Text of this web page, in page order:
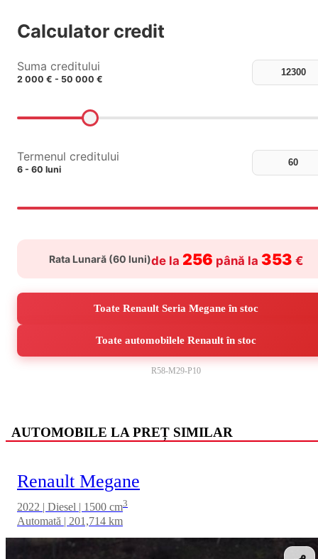
Calculator credit
Suma creditului
2 000 € - 50 000 €
Termenul creditului
6 - 60 luni
Rata Lunară (60 luni)de la 256 până la 353 €
Toate Renault Seria Megane în stoc
Toate automobilele Renault în stoc
R58-M29-P10
AUTOMOBILE LA PREȚ SIMILAR
Renault Megane
2022 | Diesel | 1500 cm3
Automată | 201,714 km